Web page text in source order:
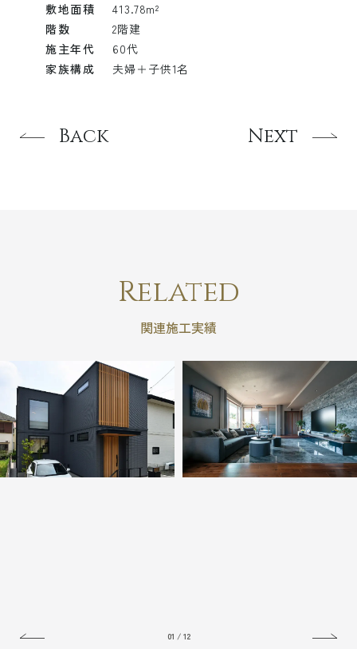
敷地面積
413.78m²
階数
2階建
施主年代
60代
家族構成
夫婦＋子供1名
Back Next
Related
関連施工実績
New 01 / 12